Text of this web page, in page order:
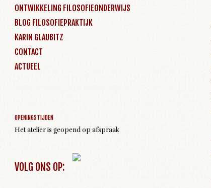
ONTWIKKELING FILOSOFIEONDERWIJS
BLOG FILOSOFIEPRAKTIJK
KARIN GLAUBITZ
CONTACT
ACTUEEL
OPENINGSTIJDEN
Het atelier is geopend op afspraak
VOLG ONS OP: